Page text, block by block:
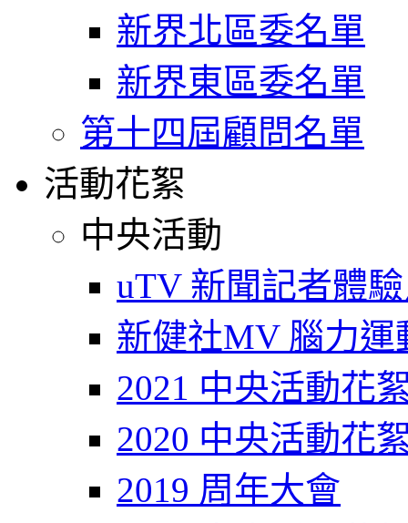
新界北區委名單
新界東區委名單
第十四屆顧問名單
活動花絮
中央活動
uTV 新聞記者體
新健社MV 腦力運
2021 中央活動花
2020 中央活動花
2019 周年大會